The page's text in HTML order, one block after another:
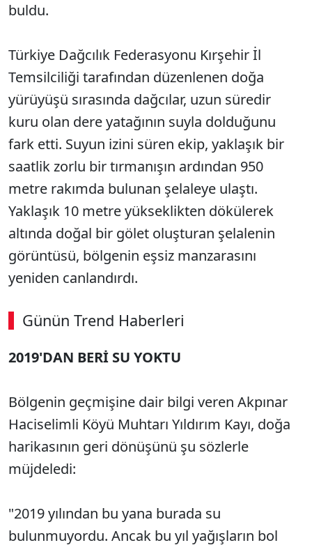
buldu.
Türkiye Dağcılık Federasyonu Kırşehir İl
Temsilciliği tarafından düzenlenen doğa
yürüyüşü sırasında dağcılar, uzun süredir
kuru olan dere yatağının suyla dolduğunu
fark etti. Suyun izini süren ekip, yaklaşık bir
saatlik zorlu bir tırmanışın ardından 950
metre rakımda bulunan şelaleye ulaştı.
Yaklaşık 10 metre yükseklikten dökülerek
altında doğal bir gölet oluşturan şelalenin
görüntüsü, bölgenin eşsiz manzarasını
yeniden canlandırdı.
Günün Trend Haberleri
00:02 / 08:43
2019'DAN BERİ SU YOKTU
Bölgenin geçmişine dair bilgi veren Akpınar
Haciselimli Köyü Muhtarı Yıldırım Kayı, doğa
harikasının geri dönüşünü şu sözlerle
müjdeledi:
"2019 yılından bu yana burada su
bulunmuyordu. Ancak bu yıl yağışların bol